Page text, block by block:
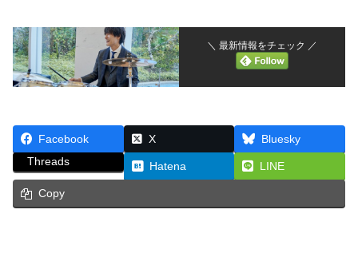
＼ 最新情報をチェック ／
Facebook X
Bluesky
Threads
Hatena LINE
Copy